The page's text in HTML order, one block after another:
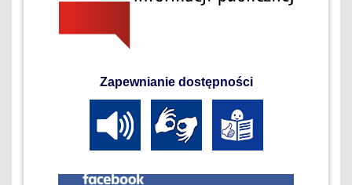
Zapewnianie dostępności